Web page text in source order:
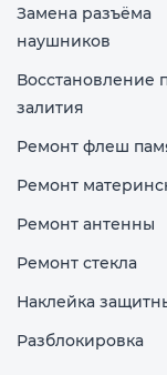
Замена разъёма
наушников
Восстановление
залития
Ремонт флеш
Ремонт
Ремонт антенны
Ремонт стекла
Наклейка
Разблокировка